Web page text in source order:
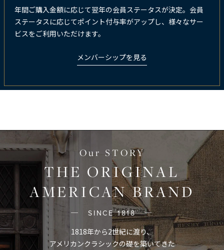
年間ご購入金額に応じて翌年の会員ステータスが決定。会員
ステータスに応じてポイント付与率がアップし、様々なサー
ビスをご利用いただけます。
メンバーシップを見る
Our STORY
THE ORIGINAL
AMERICAN BRAND
─ SINCE 1818 ─
1818年から2世紀に渡り、
アメリカンクラシックの礎を築いてきた